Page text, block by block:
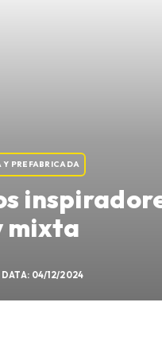
PREFABRICADA
mixta
DATA: 04/12/2024